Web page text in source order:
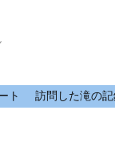
ト 訪問した滝の